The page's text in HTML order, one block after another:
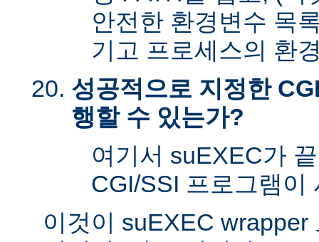
안전한 환경변수 목
기고 프로세스의 환
성공적으로 지정한
행할 수 있는가?
여기서 suEXEC가
CGI/SSI 프로그램이
이것이 suEXEC wrapper